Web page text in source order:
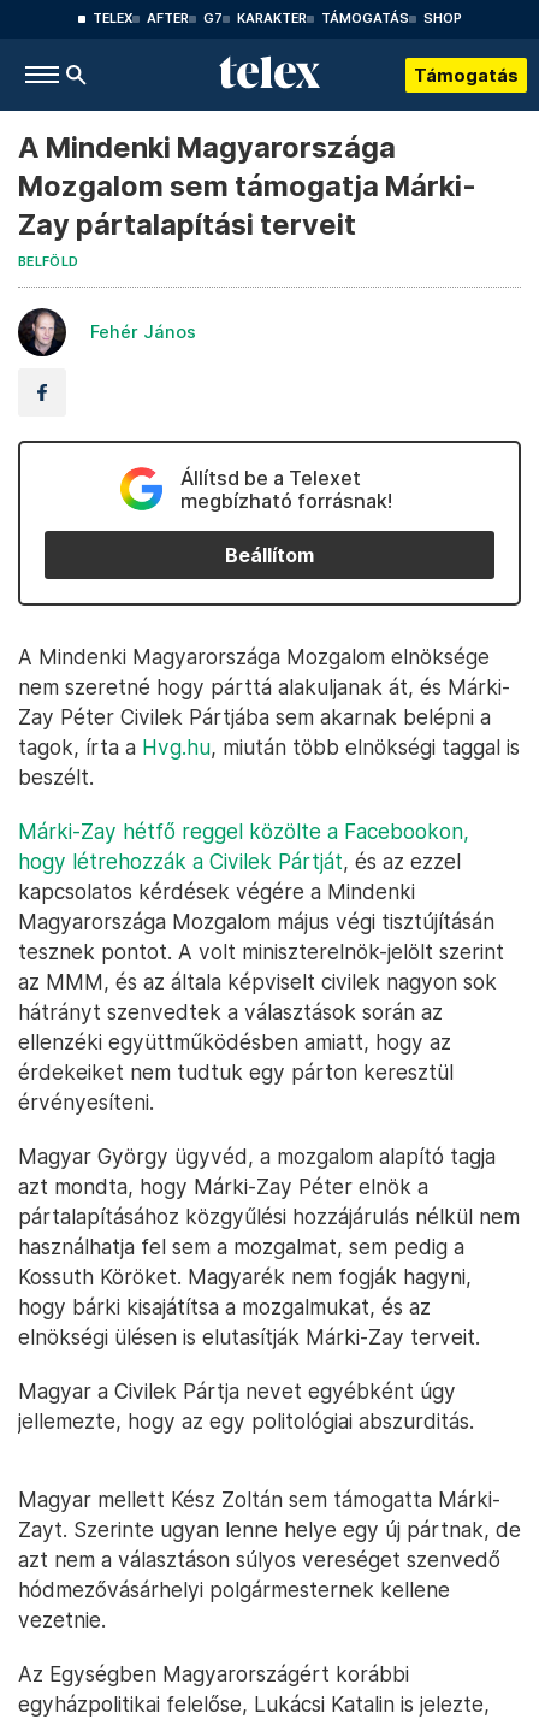
TELEX AFTER G7 KARAKTER TÁMOGATÁS SHOP
Támogatás
A Mindenki Magyarországa
Mozgalom sem támogatja Márki-
Zay pártalapítási terveit
BELFÖLD
Fehér János
Állítsd be a Telexet
megbízható forrásnak!
Beállítom
A Mindenki Magyarországa Mozgalom elnöksége
nem szeretné hogy párttá alakuljanak át, és Márki-
Zay Péter Civilek Pártjába sem akarnak belépni a
tagok, írta a Hvg.hu, miután több elnökségi taggal is
beszélt.
Márki-Zay hétfő reggel közölte a Facebookon,
hogy létrehozzák a Civilek Pártját, és az ezzel
kapcsolatos kérdések végére a Mindenki
Magyarországa Mozgalom május végi tisztújításán
tesznek pontot. A volt miniszterelnök-jelölt szerint
az MMM, és az általa képviselt civilek nagyon sok
hátrányt szenvedtek a választások során az
ellenzéki együttműködésben amiatt, hogy az
érdekeiket nem tudtuk egy párton keresztül
érvényesíteni.
Magyar György ügyvéd, a mozgalom alapító tagja
azt mondta, hogy Márki-Zay Péter elnök a
pártalapításához közgyűlési hozzájárulás nélkül nem
használhatja fel sem a mozgalmat, sem pedig a
Kossuth Köröket. Magyarék nem fogják hagyni,
hogy bárki kisajátítsa a mozgalmukat, és az
elnökségi ülésen is elutasítják Márki-Zay terveit.
Magyar a Civilek Pártja nevet egyébként úgy
jellemezte, hogy az egy politológiai abszurditás.
Magyar mellett Kész Zoltán sem támogatta Márki-
Zayt. Szerinte ugyan lenne helye egy új pártnak, de
azt nem a választáson súlyos vereséget szenvedő
hódmezővásárhelyi polgármesternek kellene
vezetnie.
Az Egységben Magyarországért korábbi
egyházpolitikai felelőse, Lukácsi Katalin is jelezte,